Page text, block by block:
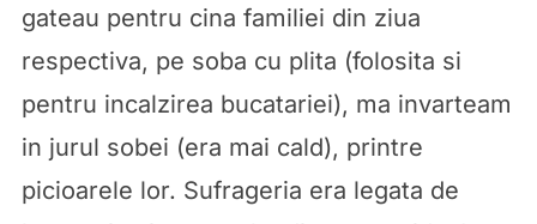
gateau pentru cina familiei din ziua
respectiva, pe soba cu plita (folosita si
pentru incalzirea bucatariei), ma invarteam
in jurul sobei (era mai cald), printre
picioarele lor. Sufrageria era legata de